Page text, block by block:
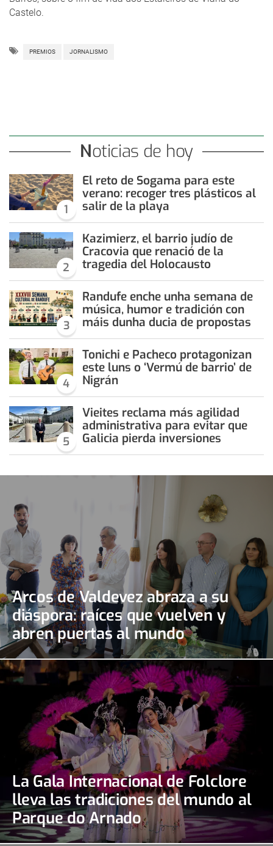
Castelo.
PREMIOS JORNALISMO
Noticias de hoy
1
El reto de Sogama para este
verano: recoger tres plásticos al
salir de la playa
2
Kazimierz, el barrio judío de
Cracovia que renació de la
tragedia del Holocausto
3
Randufe enche unha semana de
música, humor e tradición con
máis dunha ducia de propostas
4
Tonichi e Pacheco protagonizan
este luns o ‘Vermú de barrio’ de
Nigrán
5
Vieites reclama más agilidad
administrativa para evitar que
Galicia pierda inversiones
Arcos de Valdevez abraza a su
diáspora: raíces que vuelven y
abren puertas al mundo
La Gala Internacional de Folclore
lleva las tradiciones del mundo al
Parque do Arnado